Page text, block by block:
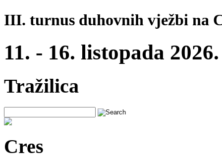
III. turnus duhovnih vježbi na
11. - 16. listopada 2026.
Tražilica
Cres